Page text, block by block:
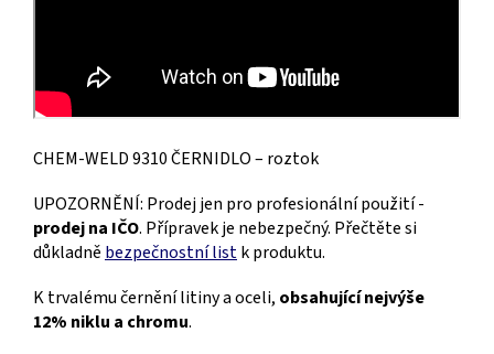
CHEM-WELD 9310 ČERNIDLO – roztok
UPOZORNĚNÍ: Prodej jen pro profesionální použití -
prodej na IČO. Přípravek je nebezpečný. Přečtěte si
důkladně bezpečnostní listk produktu.
K trvalému černění litiny a oceli, obsahující nejvýše
12% niklu a chromu.